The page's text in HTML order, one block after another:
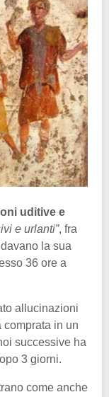
uditive e
e urlanti”, fra
la sua
36 ore a
allucinazioni
comprata in un
successive ha
3 giorni.
come anche